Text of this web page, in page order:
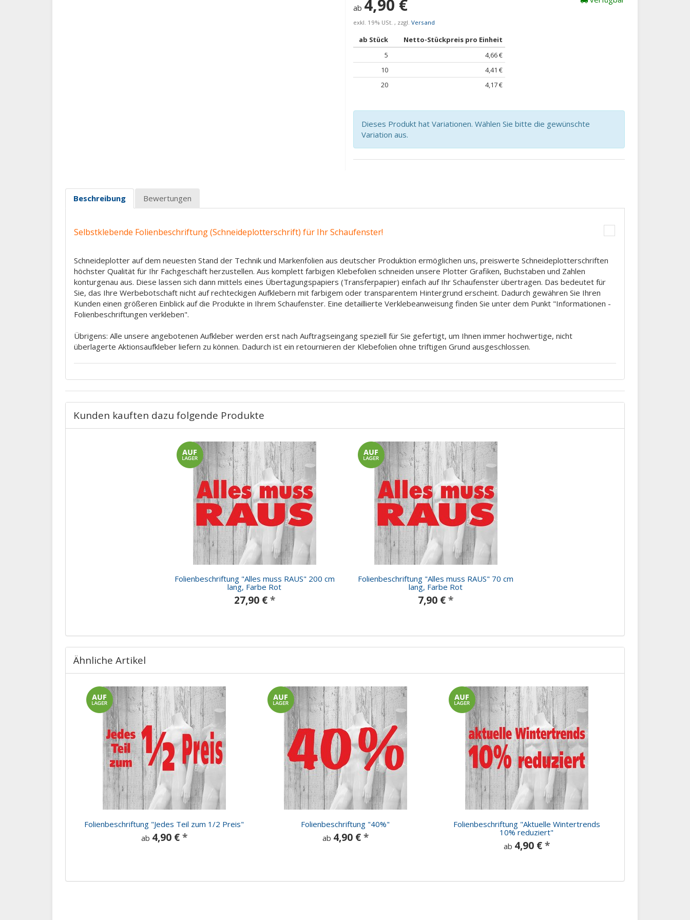
ab 4,90 €
exkl. 19% USt. , zzgl. Versand
ab Stück
Netto-Stückpreis pro Einheit
5
4,66 €
10
4,41 €
20
4,17 €
Dieses Produkt hat Variationen. Wählen Sie bitte die gewünschte
Variation aus.
Beschreibung Bewertungen
Selbstklebende Folienbeschriftung (Schneideplotterschrift) für Ihr Schaufenster!
Schneideplotter auf dem neuesten Stand der Technik und Markenfolien aus deutscher Produktion ermöglichen uns, preiswerte Schneideplotterschriften
höchster Qualität für Ihr Fachgeschäft herzustellen. Aus komplett farbigen Klebefolien schneiden unsere Plotter Grafiken, Buchstaben und Zahlen
konturgenau aus. Diese lassen sich dann mittels eines Übertagungspapiers (Transferpapier) einfach auf Ihr Schaufenster übertragen. Das bedeutet für
Sie, das Ihre Werbebotschaft nicht auf rechteckigen Aufklebern mit farbigem oder transparentem Hintergrund erscheint. Dadurch gewähren Sie Ihren
Kunden einen größeren Einblick auf die Produkte in Ihrem Schaufenster. Eine detaillierte Verklebeanweisung finden Sie unter dem Punkt "Informationen -
Folienbeschriftungen verkleben".
Übrigens: Alle unsere angebotenen Aufkleber werden erst nach Auftragseingang speziell für Sie gefertigt, um Ihnen immer hochwertige, nicht
überlagerte Aktionsaufkleber liefern zu können. Dadurch ist ein retournieren der Klebefolien ohne triftigen Grund ausgeschlossen.
Kunden kauften dazu folgende Produkte
Folienbeschriftung "Alles muss RAUS" 200 cm
lang, Farbe Rot
27,90 € *
Folienbeschriftung "Alles muss RAUS" 70 cm
lang, Farbe Rot
7,90 €*
Ähnliche Artikel
Folienbeschriftung "Jedes Teil zum 1/2 Preis"
ab 4,90 € *
Folienbeschriftung "40%"
ab 4,90 € *
Folienbeschriftung "Aktuelle Wintertrends
10% reduziert"
ab 4,90 € *